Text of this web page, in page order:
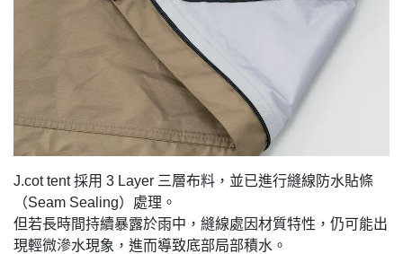
J.cot tent 採用 3 Layer 三層布料，並已進行縫線防水貼條
（Seam Sealing）處理。
但若長時間持續暴露於雨中，縫線處因材質特性，仍可能出
現輕微滲水現象，進而導致底部局部積水。